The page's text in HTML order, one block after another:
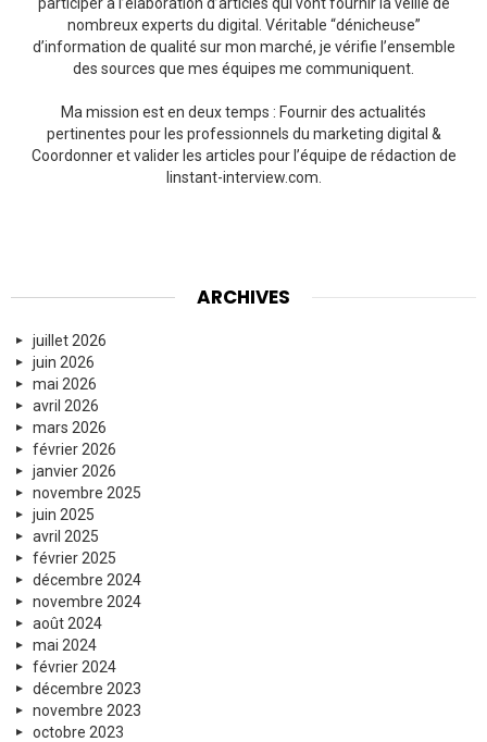
nombreux experts du digital. Véritable “dénicheuse”
d’information de qualité sur mon marché, je vérifie l’ensemble
des sources que mes équipes me communiquent.
Ma mission est en deux temps : Fournir des actualités
pertinentes pour les professionnels du marketing digital &
Coordonner et valider les articles pour l’équipe de rédaction de
linstant-interview.com.
ARCHIVES
juillet 2026
juin 2026
mai 2026
avril 2026
mars 2026
février 2026
janvier 2026
novembre 2025
juin 2025
avril 2025
février 2025
décembre 2024
novembre 2024
août 2024
mai 2024
février 2024
décembre 2023
novembre 2023
octobre 2023